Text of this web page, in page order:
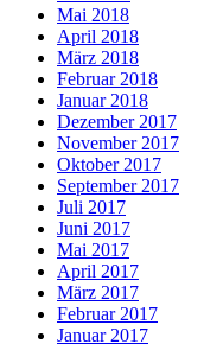
Mai 2018
April 2018
März 2018
Februar 2018
Januar 2018
Dezember 2017
November 2017
Oktober 2017
September 2017
Juli 2017
Juni 2017
Mai 2017
April 2017
März 2017
Februar 2017
Januar 2017